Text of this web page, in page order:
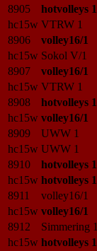
8905
hotvolleys 1
hc15w VTRW 1
8906
volley16/1
hc15w Sokol V/1
8907
volley16/1
hc15w VTRW 1
8908
hotvolleys 1
hc15w volley16/1
8909
UWW 1
hc15w UWW 1
8910
hotvolleys 1
hc15w hotvolleys 1
8911
volley16/1
hc15w volley16/1
8912
Simmering 1
hc15w hotvolleys 1